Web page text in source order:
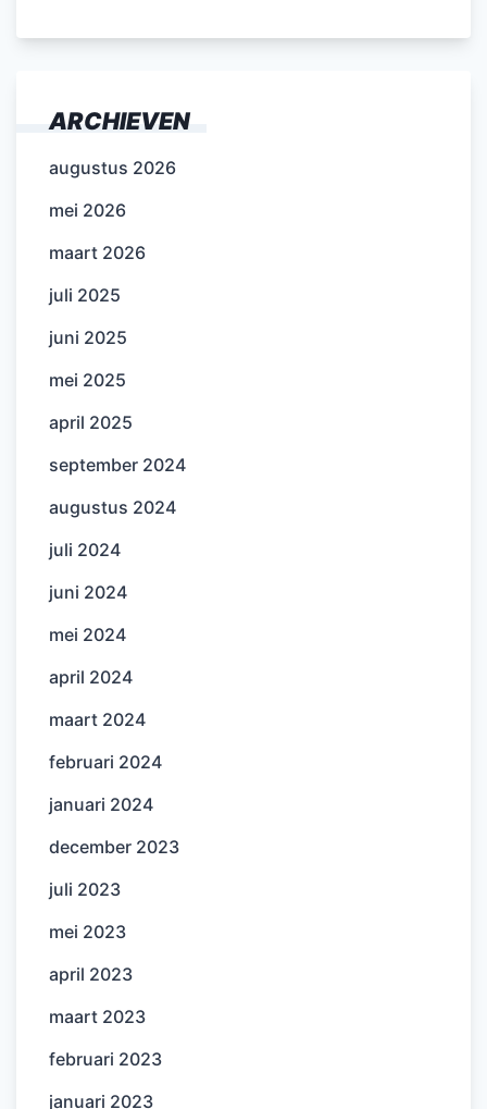
ARCHIEVEN
augustus 2026
mei 2026
maart 2026
juli 2025
juni 2025
mei 2025
april 2025
september 2024
augustus 2024
juli 2024
juni 2024
mei 2024
april 2024
maart 2024
februari 2024
januari 2024
december 2023
juli 2023
mei 2023
april 2023
maart 2023
februari 2023
januari 2023